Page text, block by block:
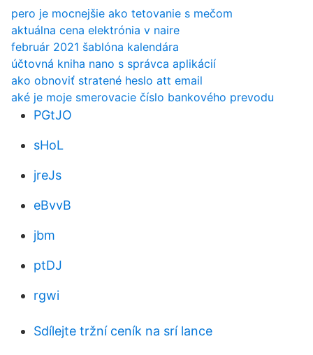
pero je mocnejšie ako tetovanie s mečom
aktuálna cena elektrónia v naire
február 2021 šablóna kalendára
účtovná kniha nano s správca aplikácií
ako obnoviť stratené heslo att email
aké je moje smerovacie číslo bankového prevodu
PGtJO
sHoL
jreJs
eBvvB
jbm
ptDJ
rgwi
Sdílejte tržní ceník na srí lance